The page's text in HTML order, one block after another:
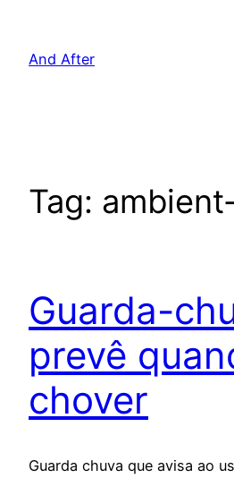
And After
Tag:
Guarda-
prevê
chover
Guarda chuva que avisa ao